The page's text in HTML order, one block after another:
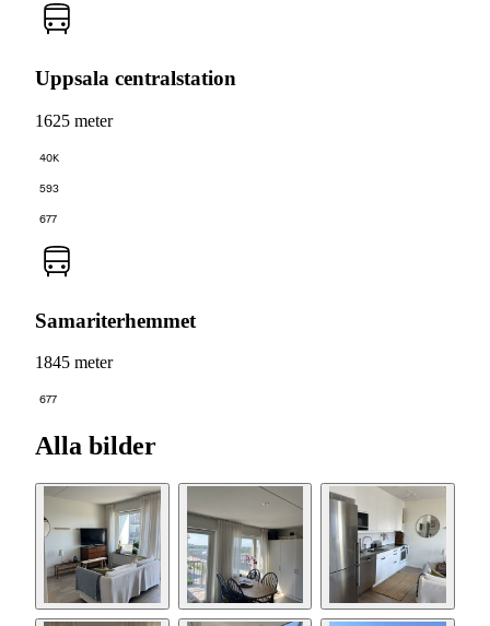
Uppsala centralstation
1625 meter
40K
593
677
Samariterhemmet
1845 meter
677
Alla bilder